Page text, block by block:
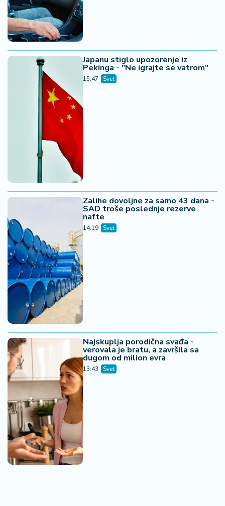
Japanu stiglo upozorenje iz
Pekinga - "Ne igrajte se vatrom"
15:47 Svet
Zalihe dovoljne za samo 43 dana -
SAD troše poslednje rezerve
nafte
14:19 Svet
Najskuplja porodična svađa -
verovala je bratu, a završila sa
dugom od milion evra
13:43 Svet